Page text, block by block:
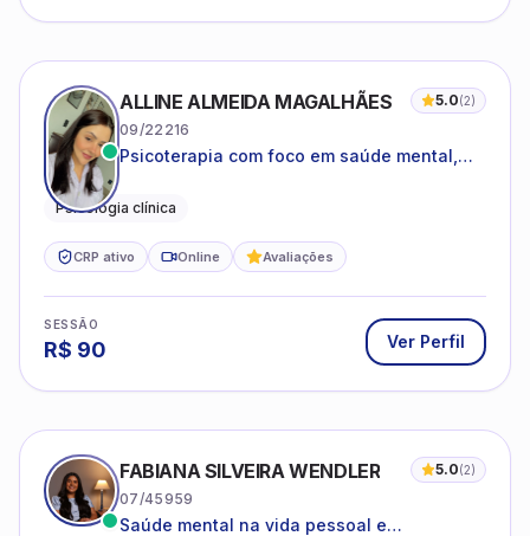
ALLINE ALMEIDA MAGALHÃES 5.0(2)
09/22216
Psicoterapia com foco em saúde mental,
adolescentes e adultos.
Psicologia clínica
CRP ativo Online Avaliações
SESSÃO
R$ 90 Ver Perfil
FABIANA SILVEIRA WENDLER 5.0(2)
07/45959
Saúde mental na vida pessoal e